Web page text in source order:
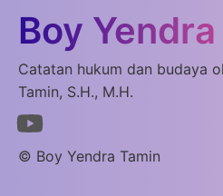
Boy
Catatan hukum dan budaya
Tamin, S.H., M.H.
© Boy Yendra Tamin